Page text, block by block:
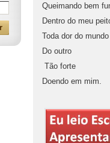
Queimando bem
Dentro do meu
Toda dor do mundo
Do outro
Tão forte
Doendo em mim.